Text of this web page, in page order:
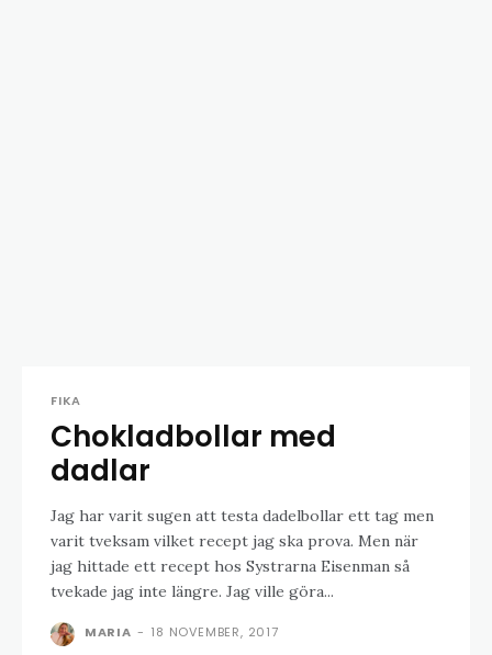
FIKA
Chokladbollar med
dadlar
Jag har varit sugen att testa dadelbollar ett tag men
varit tveksam vilket recept jag ska prova. Men när
jag hittade ett recept hos Systrarna Eisenman så
tvekade jag inte längre. Jag ville göra...
MARIA - 18 NOVEMBER, 2017